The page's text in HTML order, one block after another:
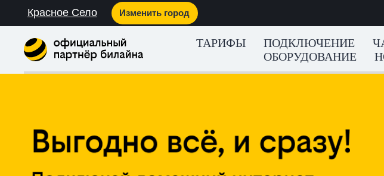
Красное Село Изменить город
ТАРИФЫ ПОДКЛЮЧЕНИЕ
ОБОРУДОВАНИЕ